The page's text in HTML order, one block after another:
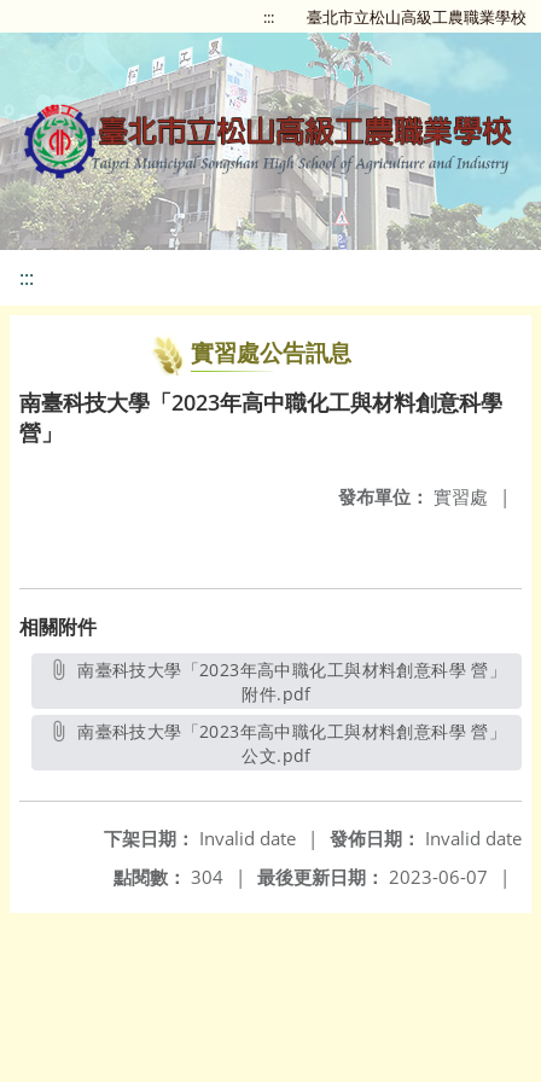
::: 臺北市立松山高級工農職業學校
:::
實習處公告訊息
南臺科技大學「2023年高中職化工與材料創意科學
營」
發布單位： 實習處 |
相關附件
南臺科技大學「2023年高中職化工與材料創意科學 營」
附件.pdf另開新視窗
南臺科技大學「2023年高中職化工與材料創意科學 營」
公文.pdf另開新視窗
發佈日期： Invalid date
下架日期： Invalid date
|
最後更新日期： 2023-06-07 |
點閱數： 304 |